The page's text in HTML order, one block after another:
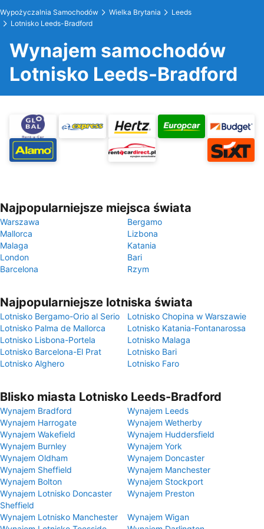
Wypożyczalnia Samochodów Wielka Brytania
Leeds
Lotnisko Leeds-Bradford
Wynajem samochodów
Lotnisko Leeds-Bradford
Najpopularniejsze miejsca świata
Warszawa
Bergamo
Mallorca
Lizbona
Malaga
Katania
London
Bari
Barcelona
Rzym
Najpopularniejsze lotniska świata
Lotnisko Bergamo-Orio al Serio
Lotnisko Chopina w Warszawie
Lotnisko Palma de Mallorca
Lotnisko Katania-Fontanarossa
Lotnisko Lisbona-Portela
Lotnisko Malaga
Lotnisko Barcelona-El Prat
Lotnisko Bari
Lotnisko Alghero
Lotnisko Faro
Blisko miasta Lotnisko Leeds-Bradford
Wynajem Bradford
Wynajem Leeds
Wynajem Harrogate
Wynajem Wetherby
Wynajem Wakefield
Wynajem Huddersfield
Wynajem Burnley
Wynajem York
Wynajem Oldham
Wynajem Doncaster
Wynajem Sheffield
Wynajem Manchester
Wynajem Bolton
Wynajem Stockport
Wynajem Lotnisko Doncaster
Sheffield
Wynajem Preston
Wynajem Lotnisko Manchester
Wynajem Wigan